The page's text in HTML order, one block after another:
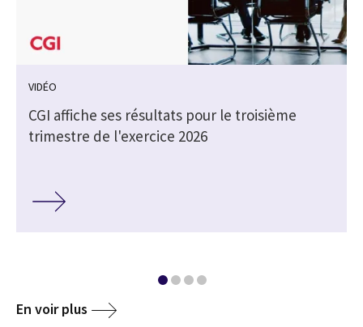
VIDÉO
CGI affiche ses résultats pour le troisième
trimestre de l'exercice 2026
En voir plus